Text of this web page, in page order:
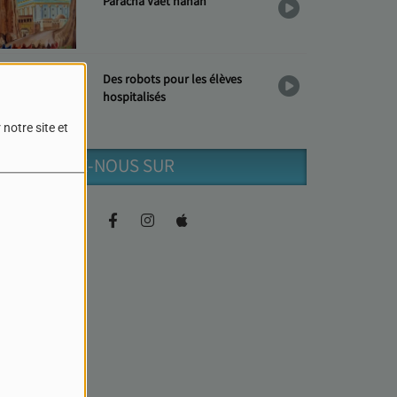
site et
Des robots pour les élèves
hospitalisés
NOUS SUR